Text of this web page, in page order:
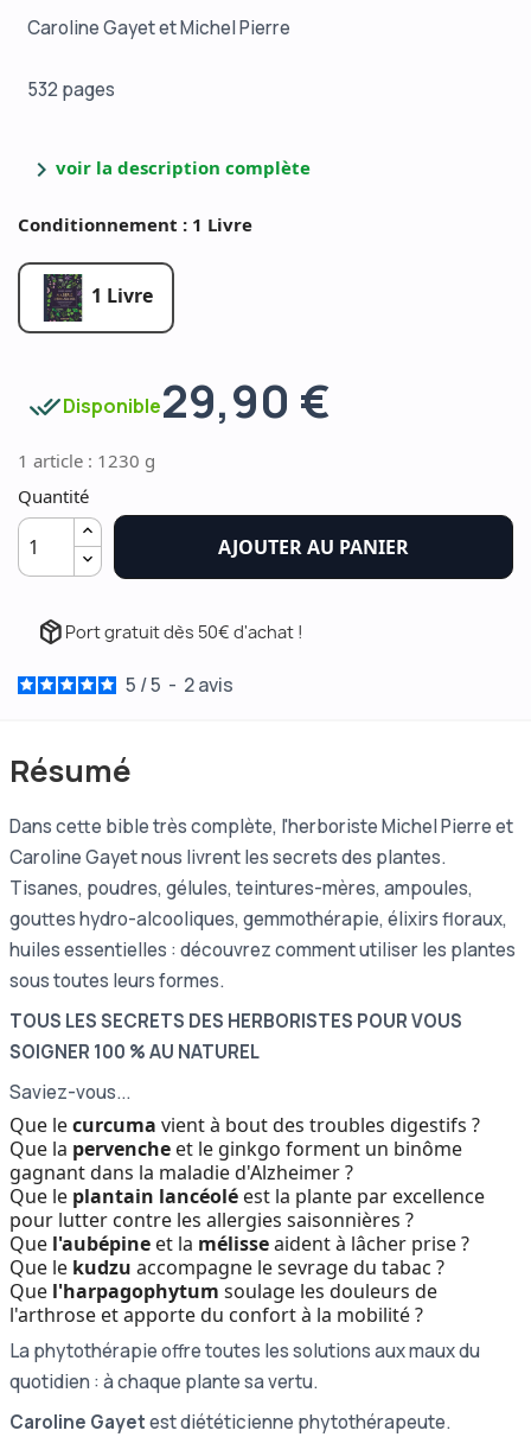
Caroline Gayet et Michel Pierre
532 pages
chevron_right voir la description complète
Conditionnement : 1 Livre
1 Livre
done_allDisponible29,90 €
1 article : 1230 g
Quantité
AJOUTER AU PANIER
package_2 Port gratuit dès 50€ d'achat !
5 /5 - 2avis
Résumé
Dans cette bible très complète, l'herboriste Michel Pierre et
Caroline Gayet nous livrent les secrets des plantes.
Tisanes, poudres, gélules, teintures-mères, ampoules,
gouttes hydro-alcooliques, gemmothérapie, élixirs floraux,
huiles essentielles : découvrez comment utiliser les plantes
sous toutes leurs formes.
TOUS LES SECRETS DES HERBORISTES POUR VOUS
SOIGNER 100 % AU NATUREL
Saviez-vous...
Que lecurcuma vient à bout des troubles digestifs ?
Que la pervenche et le ginkgo forment un binôme
gagnant dans la maladie d'Alzheimer ?
Que le plantain lancéolé est la plante par excellence
pour lutter contre les allergies saisonnières ?
Que l'aubépine et la mélisseaident à lâcher prise ?
Que le kudzu accompagne le sevrage du tabac ?
Que l'harpagophytum soulage les douleurs de
l'arthrose et apporte du confort à la mobilité ?
La phytothérapie offre toutes les solutions aux maux du
quotidien : à chaque plante sa vertu.
Caroline Gayetest diététicienne phytothérapeute.